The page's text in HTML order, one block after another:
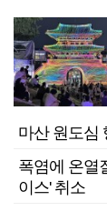
마산 원도심
폭염에 온열
이스' 취소